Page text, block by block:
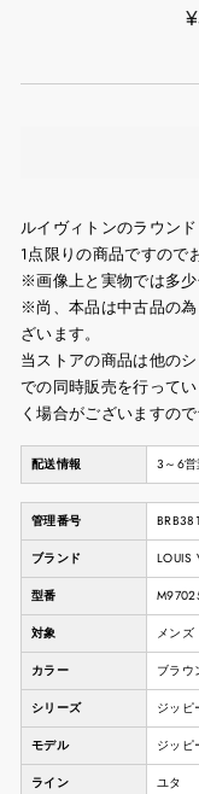
ルイヴィトンのラウン
1点限りの商品ですので
※画像上と実物では多少
※尚、本品は中古品の
ざいます。
当ストアの商品は他の
での同時販売を行って
く場合がございますの
配送情報 3～6営
管理番号
ブランド LOUIS
型番
対象 メンズ
カラー ブラ
シリーズ ジッピ
モデル ジッピ
ライン ユタ